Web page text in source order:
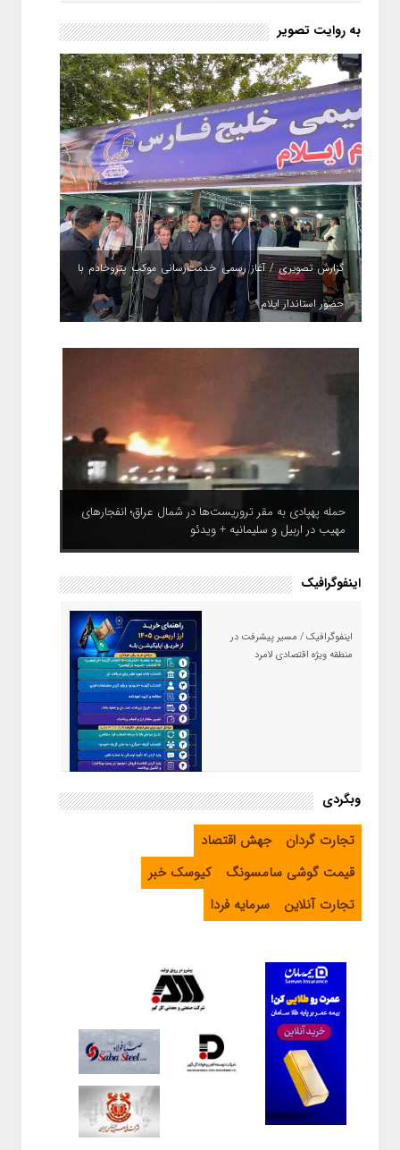
به روایت تصویر
گزارش تصویری / آغاز رسمی خدمت‌رسانی موکب پتروخادم با
حضور استاندار ایلام
حمله پهپادی به مقر تروریست‌ها در شمال عراق؛ انفجارهای
مهیب در اربیل و سلیمانیه + ویدئو
اینفوگرافیک
اینفوگرافیک / مسیر پیشرفت در
منطقه ویژه اقتصادی لامرد
اینفوگرافیک / راهنمای خرید ارز
اربعین از طریق اپلیکیشن بله
وبگردی
تجارت گردان
جهش اقتصاد
قیمت گوشی سامسونگ
کیوسک خبر
تجارت آنلاین
سرمایه فردا